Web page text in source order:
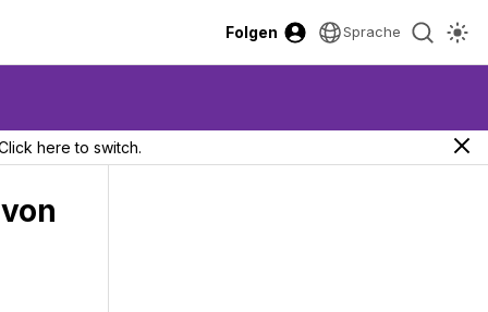
Folgen Sprache
here to switch.